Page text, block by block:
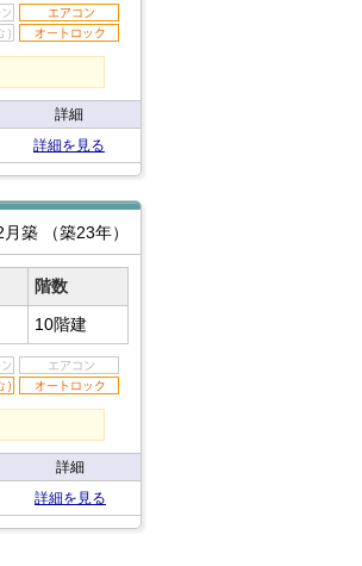
詳細
詳細を見る
月築 （築23年）
階数
10階建
詳細
詳細を見る